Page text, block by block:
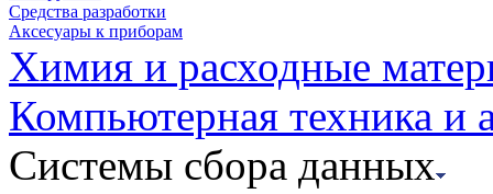
Средства разработки
Аксесуары к приборам
Химия и расходные
Компьютерная техника и
Системы сбора данных